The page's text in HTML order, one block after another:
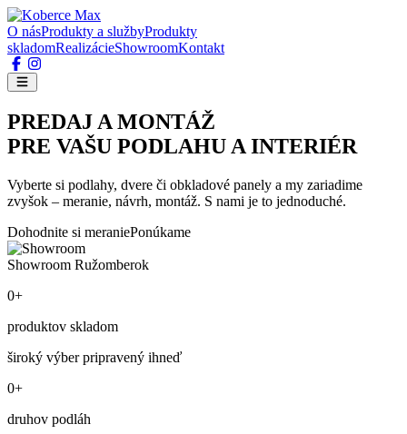
O násProdukty a službyProdukty
skladomRealizácieShowroomKontakt
PREDAJ A MONTÁŽ
PRE VAŠU PODLAHU A INTERIÉR
Vyberte si podlahy, dvere či obkladové panely a my zariadime
zvyšok – meranie, návrh, montáž. S nami je to jednoduché.
Dohodnite si meraniePonúkame
Showroom Ružomberok
0+
produktov skladom
široký výber pripravený ihneď
0+
druhov podláh